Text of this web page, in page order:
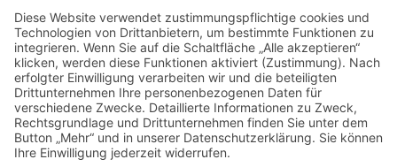
Instagram
LinkedIn
Facebook